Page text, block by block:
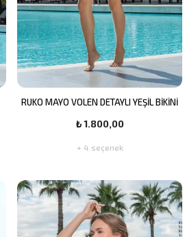
RUKO MAYO VOLEN DETAYLI YEŞİL BİKİNİ
₺ 1.800,00
+ 4 seçenek